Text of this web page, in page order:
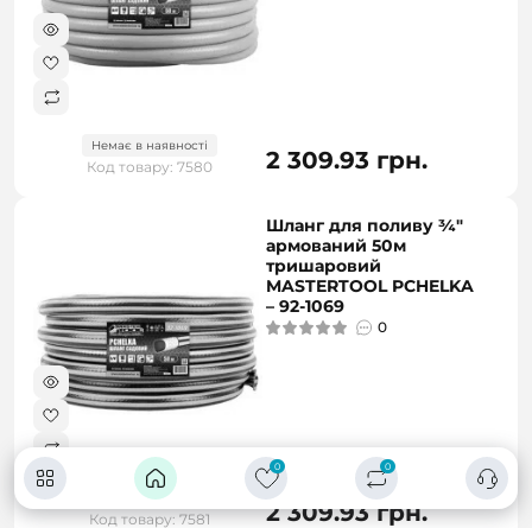
0 0
Немає в наявності
Код товару: 7580 2 309.93 грн.
Немає в наявності
Код товару: 7581
Шланг для поливу ¾"
армований 50м
тришаровий
MASTERTOOL PCHELKA
– 92-1069
0
2 309.93 грн.